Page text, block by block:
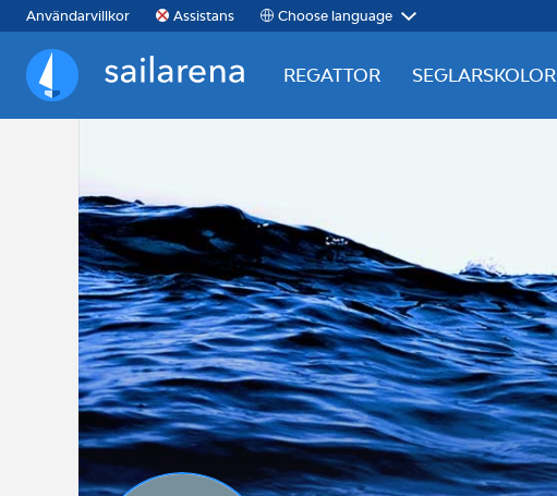
Användarvillkor Assistans Choose language
Sailarena
REGATTOR SEGLARSKOLOR